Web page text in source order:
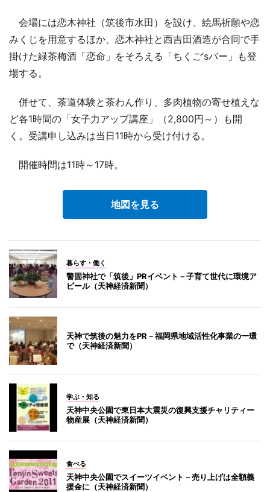
会場には恋木神社（筑後市水田）を設け、絵馬祈願や恋
みくじを用意するほか、恋木神社と西吉田酒造が合同で手
掛けた緑茶梅酒「恋命」をそろえる「ちくご’sバー」も登
場する。
併せて、茶道体験と茶わん作り、多肉植物の寄せ植えな
ど各1時間の「女子力アップ講座」（2,800円～）も開
く。受講申し込みは当日11時から受け付ける。
開催時間は11時～17時。
地図を見る
暮らす・働く
警固神社で「筑後」PRイベント－子育て世代に環境ア
ピール（天神経済新聞）
天神で筑後の魅力をPR－福岡県地域活性化事業の一環
で（天神経済新聞）
学ぶ・知る
天神中央公園で東日本大震災の復興支援チャリティー
物産展（天神経済新聞）
食べる
天神中央公園でスイーツイベント－売り上げは全額義
援金に（天神経済新聞）